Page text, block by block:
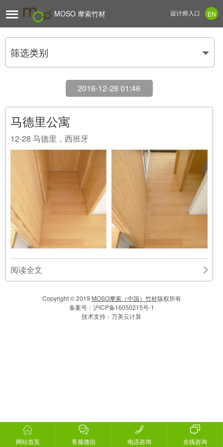
 MOSO 摩索竹材 EN
设计师入口
筛选类别
2016-12-28 01:46
马德里公寓
12-28 马德里，西班牙
阅读全文
网站首页 客服微信 电话咨询 在线咨询
Copyright © 2019 MOSO摩索（中国）竹材版权所有
备案号： 沪ICP备16050215号-1
技术支持： 万美云计算